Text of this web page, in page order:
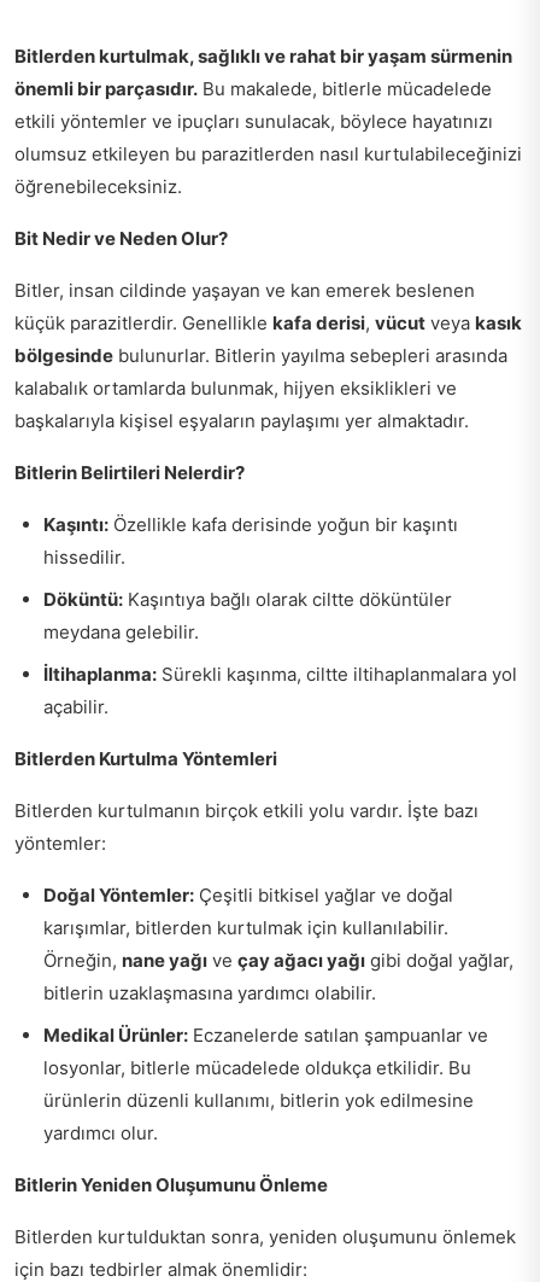
Bitlerden kurtulmak, sağlıklı ve rahat bir yaşam sürmenin
önemli bir parçasıdır. Bu makalede, bitlerle mücadelede
etkili yöntemler ve ipuçları sunulacak, böylece hayatınızı
olumsuz etkileyen bu parazitlerden nasıl kurtulabileceğinizi
öğrenebileceksiniz.
Bit Nedir ve Neden Olur?
Bitler, insan cildinde yaşayan ve kan emerek beslenen
küçük parazitlerdir. Genellikle kafa derisi, vücut veya kasık
bölgesinde bulunurlar. Bitlerin yayılma sebepleri arasında
kalabalık ortamlarda bulunmak, hijyen eksiklikleri ve
başkalarıyla kişisel eşyaların paylaşımı yer almaktadır.
Bitlerin Belirtileri Nelerdir?
Kaşıntı: Özellikle kafa derisinde yoğun bir kaşıntı
hissedilir.
Döküntü: Kaşıntıya bağlı olarak ciltte döküntüler
meydana gelebilir.
İltihaplanma: Sürekli kaşınma, ciltte iltihaplanmalara yol
açabilir.
Bitlerden Kurtulma Yöntemleri
Bitlerden kurtulmanın birçok etkili yolu vardır. İşte bazı
yöntemler:
Doğal Yöntemler: Çeşitli bitkisel yağlar ve doğal
karışımlar, bitlerden kurtulmak için kullanılabilir.
Örneğin, nane yağı ve çay ağacı yağı gibi doğal yağlar,
bitlerin uzaklaşmasına yardımcı olabilir.
Medikal Ürünler: Eczanelerde satılan şampuanlar ve
losyonlar, bitlerle mücadelede oldukça etkilidir. Bu
ürünlerin düzenli kullanımı, bitlerin yok edilmesine
yardımcı olur.
Bitlerin Yeniden Oluşumunu Önleme
Bitlerden kurtulduktan sonra, yeniden oluşumunu önlemek
için bazı tedbirler almak önemlidir: